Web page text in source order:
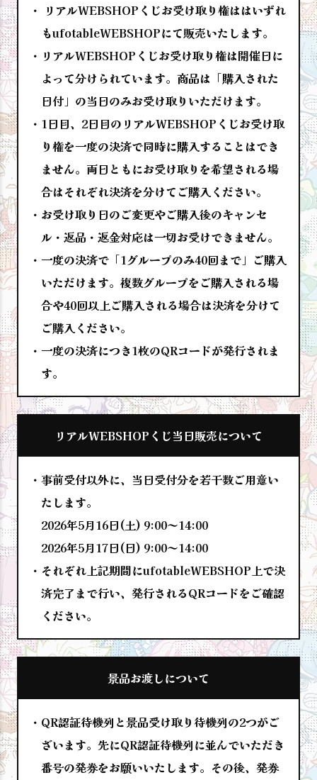
リアルWEBSHOPくじお受け取り権ははいずれ
もufotableWEBSHOPにて販売いたします。
リアルWEBSHOPくじお受け取り権は開催日に
よって分けられています。商品は「購入された
日付」の当日のみお受け取りいただけます。
1日目、2日目のリアルWEBSHOPくじお受け取
り権を一度の決済で同時に購入することはでき
ません。両日ともにお受け取りを希望される場
合はそれぞれ決済を分けてご購入ください。
お受け取り日のご変更やご購入後のキャンセ
ル・返品・返金対応は一切お受けできません。
一度の決済で「1グループのみ40回まで」ご購入
いただけます。複数グループをご購入される場
合や40回以上ご購入される場合は決済を分けて
ご購入ください。
一度の決済につき1枚のQRコードが発行されま
す。
リアルWEBSHOPくじ当日販売について
事前受付以外に、当日受付分を若干数ご用意い
たします。
2026年5月16日(土) 9:00～14:00
2026年5月17日(日) 9:00～14:00
それぞれ上記期間にufotableWEBSHOP上で決
済完了まで行い、発行されるQRコードをご確認
ください。
景品お渡しについて
QR認証待機列と景品受け取り待機列の2つがご
ざいます。先にQR認証待機列に並んでいただき
番号の発券をお願いいたします。その後、発券